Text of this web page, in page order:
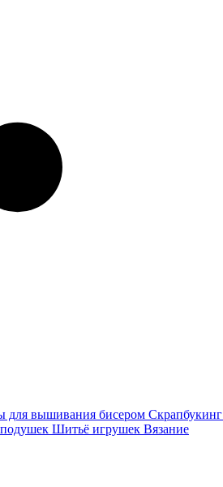
для вышивания бисером Скрапбукинг
Шитьё игрушек Вязание